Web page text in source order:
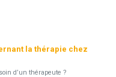
la thérapie chez
d’un thérapeute ?